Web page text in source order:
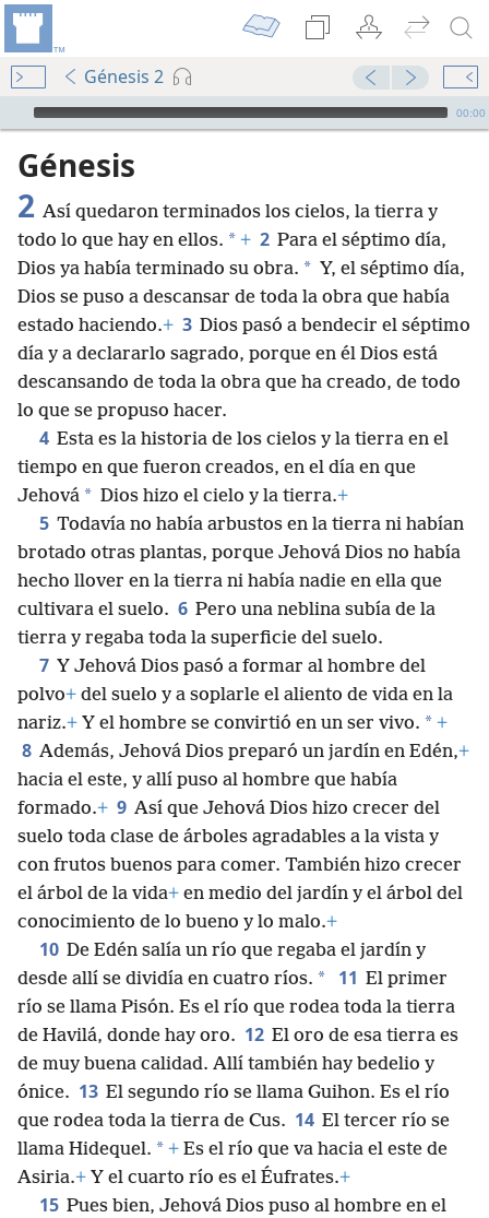
Génesis 2
Audio Player
00:00
Génesis
2 Así quedaron terminados los cielos, la tierra y
todo lo que hay en ellos. * + 2 Para el séptimo día,
Dios ya había terminado su obra. * Y, el séptimo día,
Dios se puso a descansar de toda la obra que había
estado haciendo.+ 3 Dios pasó a bendecir el séptimo
día y a declararlo sagrado, porque en él Dios está
descansando de toda la obra que ha creado, de todo
lo que se propuso hacer.
4 Esta es la historia de los cielos y la tierra en el
tiempo en que fueron creados, en el día en que
Jehová * Dios hizo el cielo y la tierra.+
5 Todavía no había arbustos en la tierra ni habían
brotado otras plantas, porque Jehová Dios no había
hecho llover en la tierra ni había nadie en ella que
cultivara el suelo. 6 Pero una neblina subía de la
tierra y regaba toda la superficie del suelo.
7 Y Jehová Dios pasó a formar al hombre del
polvo+ del suelo y a soplarle el aliento de vida en la
nariz.+ Y el hombre se convirtió en un ser vivo. * +
8 Además, Jehová Dios preparó un jardín en Edén,+
hacia el este, y allí puso al hombre que había
formado.+ 9 Así que Jehová Dios hizo crecer del
suelo toda clase de árboles agradables a la vista y
con frutos buenos para comer. También hizo crecer
el árbol de la vida+ en medio del jardín y el árbol del
conocimiento de lo bueno y lo malo.+
10 De Edén salía un río que regaba el jardín y
desde allí se dividía en cuatro ríos. * 11 El primer
río se llama Pisón. Es el río que rodea toda la tierra
de Havilá, donde hay oro. 12 El oro de esa tierra es
de muy buena calidad. Allí también hay bedelio y
ónice. 13 El segundo río se llama Guihon. Es el río
que rodea toda la tierra de Cus. 14 El tercer río se
llama Hidequel. * + Es el río que va hacia el este de
Asiria.+ Y el cuarto río es el Éufrates.+
15 Pues bien, Jehová Dios puso al hombre en el